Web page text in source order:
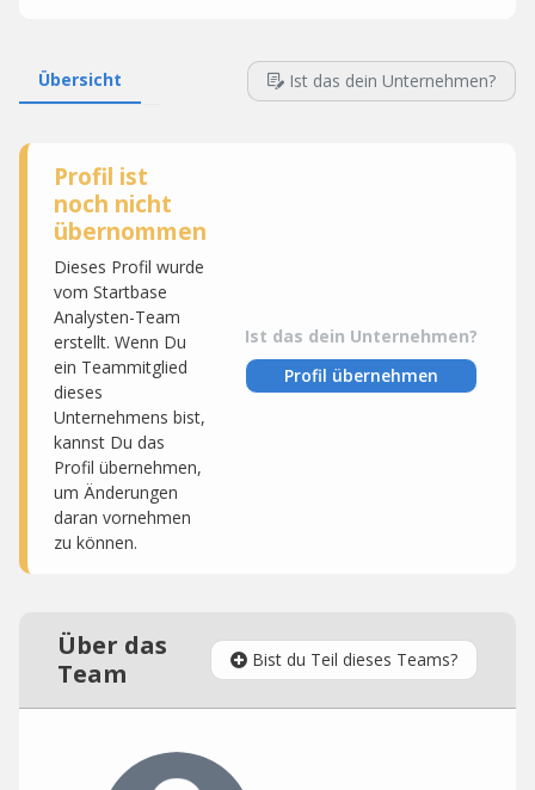
Übersicht Ist das dein Unternehmen?
Profil ist
noch nicht
übernommen
Dieses Profil wurde
vom Startbase
Analysten-Team
erstellt. Wenn Du
ein Teammitglied
dieses
Unternehmens bist,
kannst Du das
Profil übernehmen,
um Änderungen
daran vornehmen
zu können.
Ist das dein Unternehmen?
Profil übernehmen
Über das
Team
Bist du Teil dieses Teams?